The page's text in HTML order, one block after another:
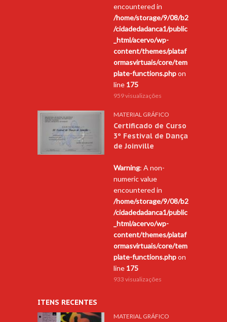
encountered in
/home/storage/9/08/b2
/cidadedadanca1/public
_html/acervo/wp-
content/themes/plataf
ormasvirtuais/core/tem
plate-functions.phpon
line 175
959 visualizações
MATERIAL GRÁFICO
Certificado de Curso
3º Festival de Dança
de Joinville
Warning: A non-
numeric value
encountered in
/home/storage/9/08/b2
/cidadedadanca1/public
_html/acervo/wp-
content/themes/plataf
ormasvirtuais/core/tem
plate-functions.phpon
line 175
933 visualizações
ITENS RECENTES
MATERIAL GRÁFICO